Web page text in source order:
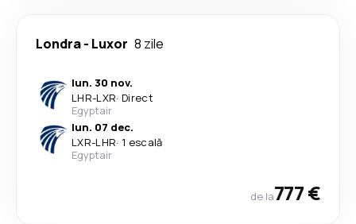
Londra- Luxor 8 zile
lun. 30 nov.
LHR-LXR· Direct
Egyptair
lun. 07 dec.
LXR-LHR· 1 escală
Egyptair
de la777 €